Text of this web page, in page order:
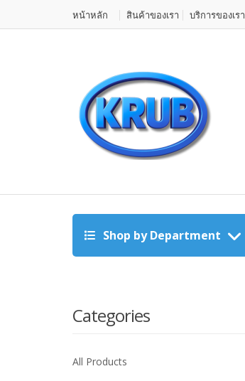
หน้าหลัก สินค้าของเรา บริการของเรา
Shop by Department
Categories
All Products